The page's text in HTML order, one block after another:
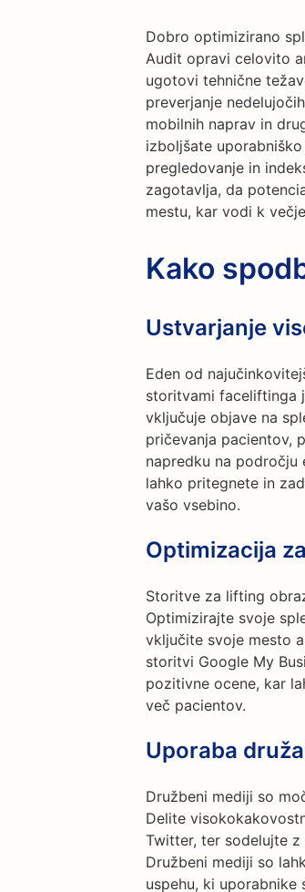
Dobro optimizirano
Audit opravi celovito
ugotovi tehnične
preverjanje
mobilnih naprav in
izboljšate
pregledovanje in
zagotavlja, da
mestu, kar vodi k
Kako
Ustvarjanje
Eden od
storitvami faceliftinga
vključuje objave na
pričevanja pacientov,
napredku na področju
lahko pritegnete in
vašo vsebino.
Optimizacija
Storitve za lifting
Optimizirajte svoje
vključite svoje mesto
storitvi Google My
pozitivne ocene, kar
več pacientov.
Uporaba
Družbeni mediji so
Delite
Twitter, ter sodelujte
Družbeni mediji so
uspehu, ki